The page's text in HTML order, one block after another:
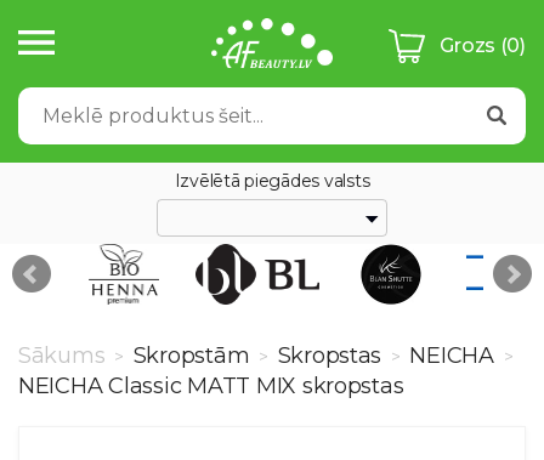
Grozs (0)
Izvēlētā piegādes valsts
Sākums > Skropstām > Skropstas > NEICHA >
NEICHA Classic MATT MIX skropstas